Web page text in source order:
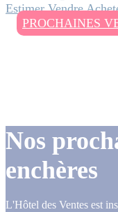
EstimerVendre
PROCHAINES
Nos
enchères
L'Hôtel des Ventes est